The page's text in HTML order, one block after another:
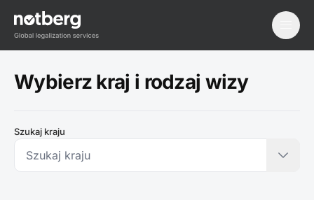
Wybierz kraj i rodzaj wizy
Szukaj kraju